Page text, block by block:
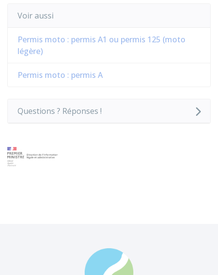
Voir aussi
Permis moto : permis A1 ou permis 125 (moto
légère)
Permis moto : permis A
Questions ? Réponses !